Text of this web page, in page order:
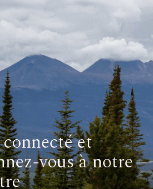
et
vous à notre